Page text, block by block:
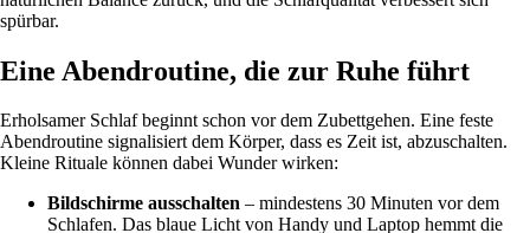
spürbar.
Eine Abendroutine, die zur Ruhe führt
Erholsamer Schlaf beginnt schon vor dem Zubettgehen. Eine feste
Abendroutine signalisiert dem Körper, dass es Zeit ist, abzuschalten.
Kleine Rituale können dabei Wunder wirken:
Bildschirme ausschalten – mindestens 30 Minuten vor dem
Schlafen. Das blaue Licht von Handy und Laptop hemmt die